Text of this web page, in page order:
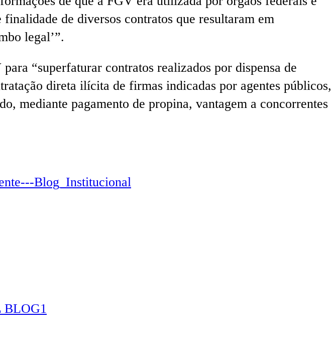
de diversos contratos que resultaram em
legal’”.
“superfaturar contratos realizados por dispensa de
direta ilícita de firmas indicadas por agentes públicos,
mediante pagamento de propina, vantagem a concorrentes